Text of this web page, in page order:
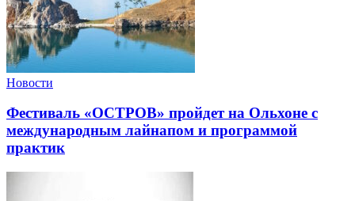
Новости
Фестиваль «ОСТРОВ» пройдет на Ольхоне с
международным лайнапом и программой
практик